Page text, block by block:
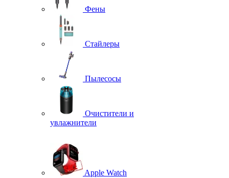
Фены
Стайлеры
Пылесосы
Очистители и
увлажнители
Apple Watch